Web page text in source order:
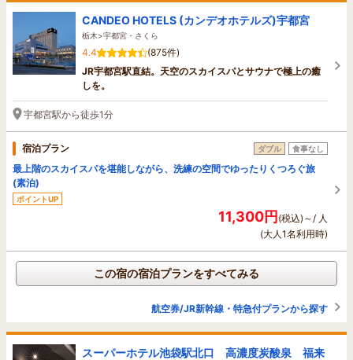
CANDEO HOTELS (カンデオホテルズ)宇都宮
栃木>宇都宮・さくら
4.4
(875件)
JR宇都宮駅直結。天空のスカイスパとサウナで極上の癒
しを。
宇都宮駅から徒歩1分
宿泊プラン ダブル 食事なし
最上階のスカイスパを堪能しながら、洗練の空間でゆったりくつろぐ旅
(素泊)
ポイントUP
11,300円(税込)～/ 人
(大人1名利用時)
この宿の宿泊プランをすべてみる
航空券/JR新幹線・特急付プランから探す
スーパーホテル池袋駅北口 高濃度炭酸泉 福来